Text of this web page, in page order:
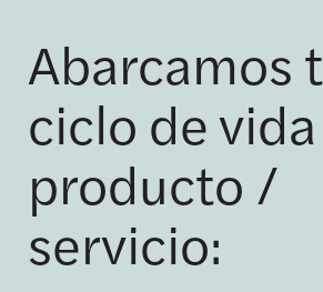
Abarcamos
ciclo de
producto /
servicio: